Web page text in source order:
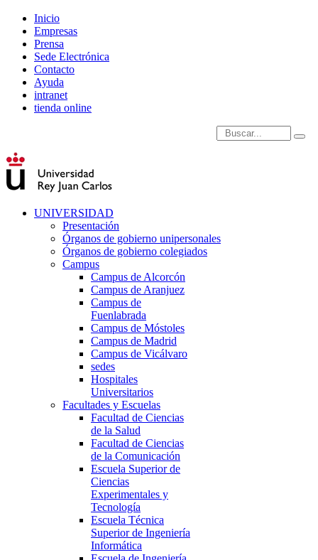
Inicio
Empresas
Prensa
Sede Electrónica
Contacto
Ayuda
intranet
tienda online
Introduce términos de
UNIVERSIDAD
Presentación
Órganos de gobierno unipersonales
Órganos de gobierno colegiados
Campus
Campus de Alcorcón
Campus de Aranjuez
Campus de
Fuenlabrada
Campus de Móstoles
Campus de Madrid
Campus de Vicálvaro
sedes
Hospitales
Universitarios
Facultades y Escuelas
Facultad de Ciencias
de la Salud
Facultad de Ciencias
de la Comunicación
Escuela Superior de
Ciencias
Experimentales y
Tecnología
Escuela Técnica
Superior de Ingeniería
Informática